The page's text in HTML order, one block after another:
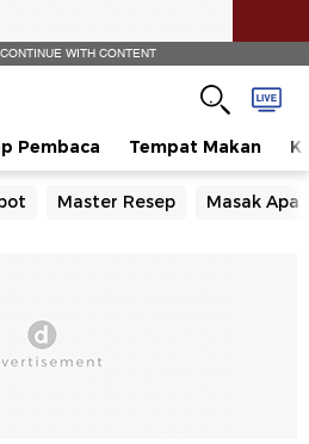
WITH CONTENT
Pembaca Tempat Makan
Master Resep Masak Apa